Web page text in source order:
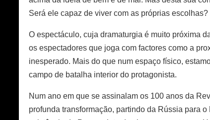
Será ele capaz de viver com as próprias escolhas?
O espectáculo, cuja dramaturgia é muito próxima
os espectadores que joga com factores como a
inesperado. Mais do que num espaço físico,
campo de batalha interior do protagonista.
Num ano em que se assinalam os 100 anos da
profunda transformação, partindo da Rússia para